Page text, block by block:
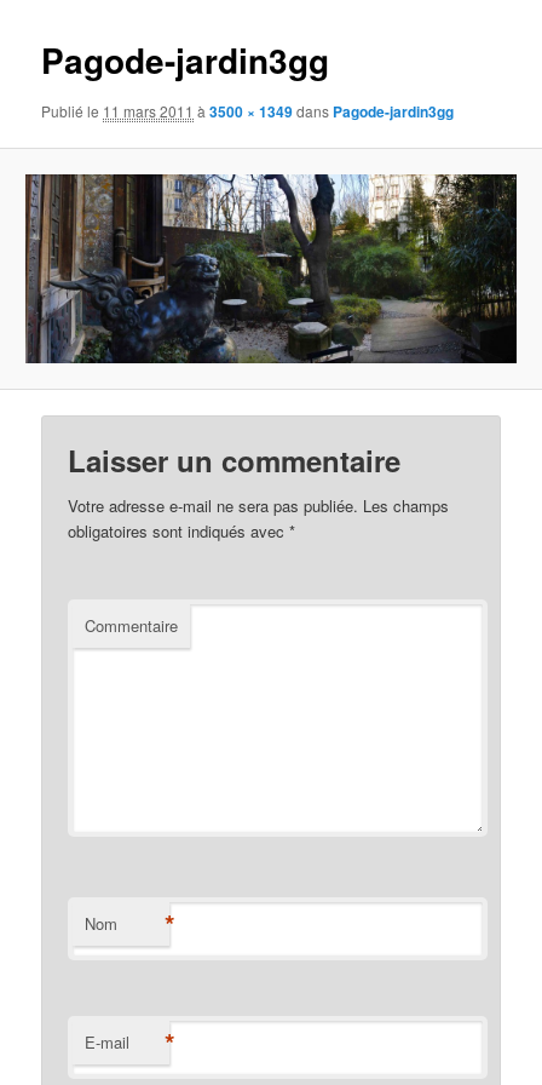
Pagode-jardin3gg
Publié le 11 mars 2011 à3500 × 1349dans Pagode-jardin3gg
Laisser un commentaire
Votre adresse e-mail ne sera pas publiée. Les champs
obligatoires sont indiqués avec*
Commentaire
Nom *
E-mail *